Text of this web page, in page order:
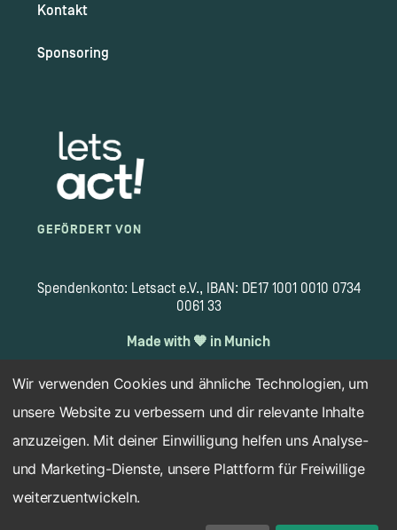
Kontakt
Sponsoring
GEFÖRDERT VON
Spendenkonto: Letsact e.V., IBAN: DE17 1001 0010 0734
0061 33
Made with 🧡 in Munich
Wir verwenden Cookies und ähnliche Technologien, um
unsere Website zu verbessern und dir relevante Inhalte
anzuzeigen. Mit deiner Einwilligung helfen uns Analyse-
und Marketing-Dienste, unsere Plattform für Freiwillige
weiterzuentwickeln.